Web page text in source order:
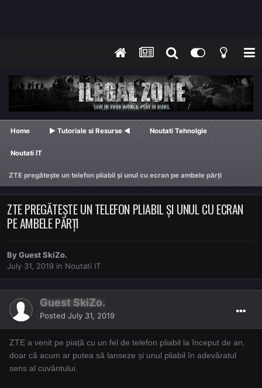
Home ► Tutoriale si Resurse ◄ Noutati Tehnolgie
Noutati IT
ZTE pregătește un telefon pliabil și unul cu ecran pe ambele părți
ZTE PREGĂTEȘTE UN TELEFON PLIABIL ȘI UNUL CU ECRAN
PE AMBELE PĂRȚI
By Guest SkiZo.
July 31, 2019 in Noutati IT
Guest SkiZo.
Posted July 31, 2019
ZTE a venit pe piață cu un fel de telefon pliabil la început de an,
doar că acum ar putea să lanseze și unul pliabil în adevăratul
sens al cuvântului.